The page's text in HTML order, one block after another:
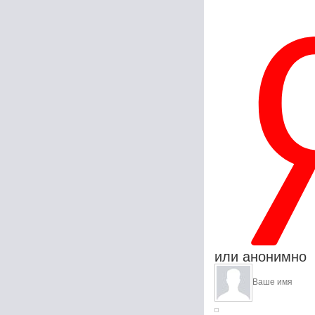
или анонимно